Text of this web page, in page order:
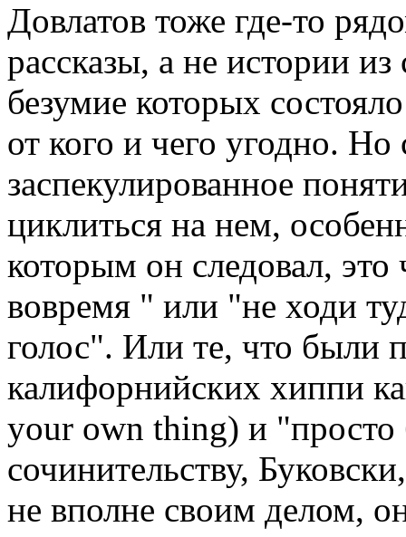
Довлатов тоже где-то
рассказы, а не истории
безумие которых
от кого и чего угодно.
заспекулированное
циклиться на нем,
которым он следовал,
вовремя " или "не ходи
голос". Или те, что были
калифорнийских хиппи
your own thing) и "просто
сочинительству,
не вполне своим делом,